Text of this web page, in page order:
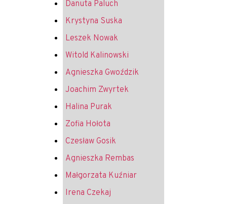
Danuta Paluch
Krystyna Suska
Leszek Nowak
Witold Kalinowski
Agnieszka Gwoździk
Joachim Zwyrtek
Halina Purak
Zofia Hołota
Czesław Gosik
Agnieszka Rembas
Małgorzata Kuźniar
Irena Czekaj